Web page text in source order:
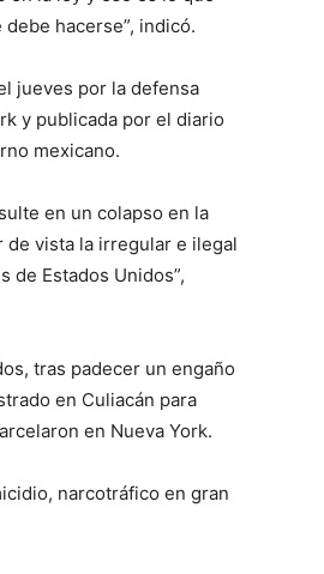
hacerse”, indicó.
jueves por la defensa
y publicada por el diario
mexicano.
en un colapso en la
vista la irregular e ilegal
de Estados Unidos”,
tras padecer un engaño
en Culiacán para
en Nueva York.
narcotráfico en gran